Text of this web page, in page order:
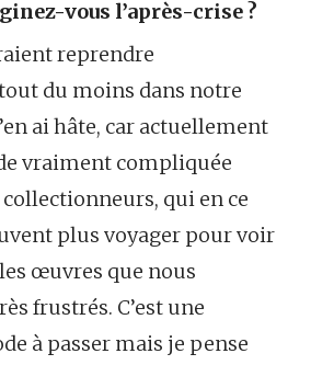
vous l’après-crise ?
reprendre
du moins dans notre
ai hâte, car actuellement
vraiment compliquée
qui en ce
plus voyager pour voir
œuvres que nous
frustrés. C’est une
à passer mais je pense